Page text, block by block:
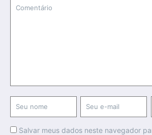
Salvar meus dados neste navegador